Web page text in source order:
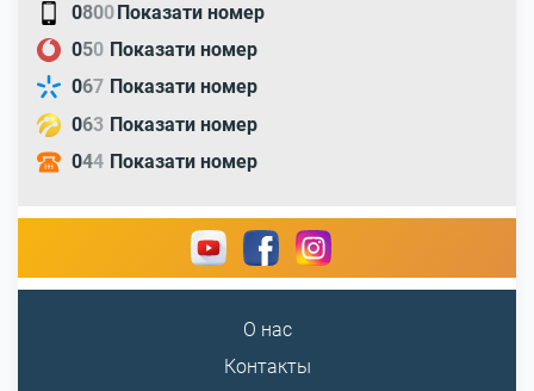
0800Показати номер
050 Показати номер
067 Показати номер
063 Показати номер
044 Показати номер
О нас
Контакты